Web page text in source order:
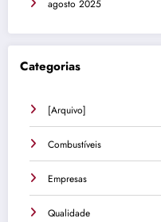
agosto 2025
Categorias
[Arquivo]
Combustíveis
Empresas
Qualidade